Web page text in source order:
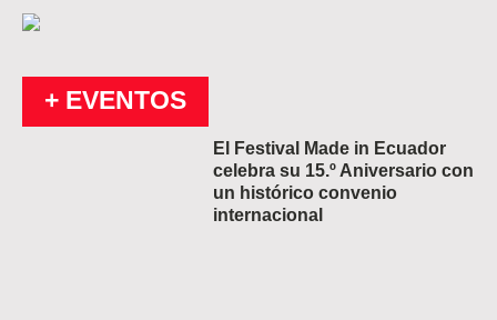
+ EVENTOS
El Festival Made in Ecuador
celebra su 15.º Aniversario con
un histórico convenio
internacional